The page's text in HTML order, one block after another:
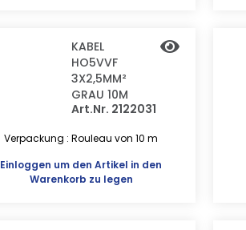
KABEL
HO5VVF
3X2,5MM²
GRAU 10M
Art.Nr. 2122031
Verpackung : Rouleau von 10 m
Einloggen um den Artikel in den
Warenkorb zu legen